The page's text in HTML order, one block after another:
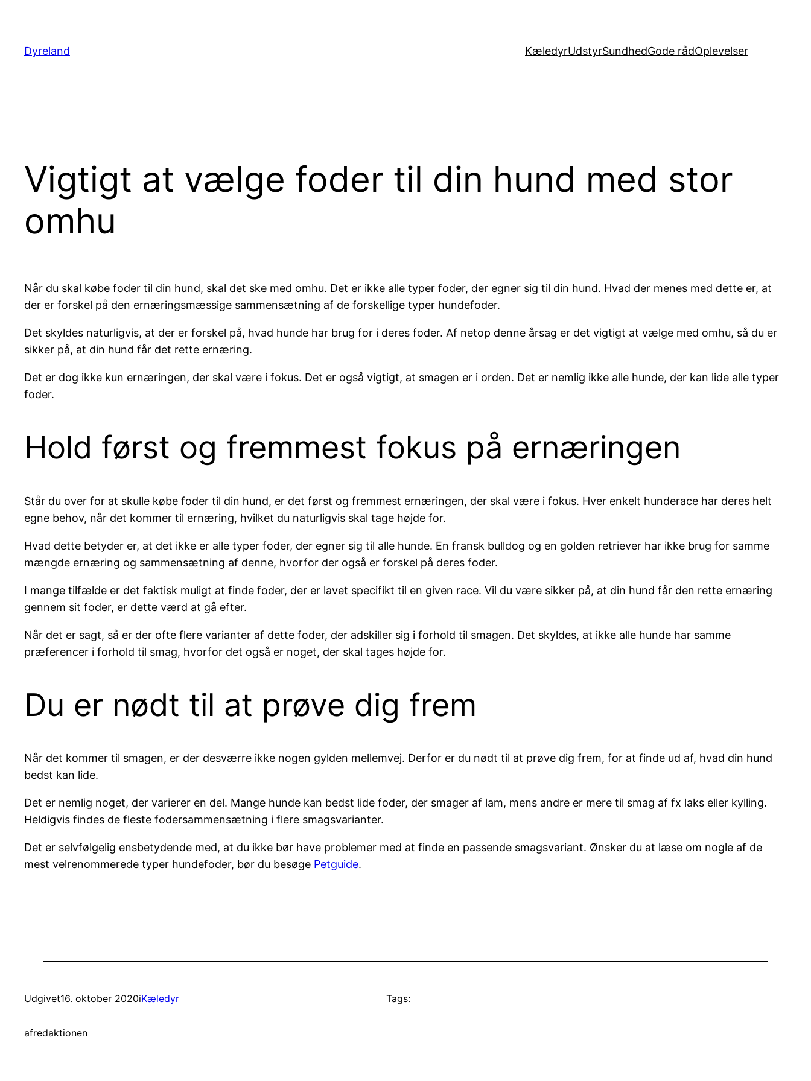
indhold
Dyreland KæledyrUdstyrSundhedGode rådOplevelser
Vigtigt at vælge foder til din hund med stor
omhu
Når du skal købe foder til din hund, skal det ske med omhu. Det er ikke alle typer foder, der egner sig til din hund. Hvad der menes med dette er, at
der er forskel på den ernæringsmæssige sammensætning af de forskellige typer hundefoder.
Det skyldes naturligvis, at der er forskel på, hvad hunde har brug for i deres foder. Af netop denne årsag er det vigtigt at vælge med omhu, så du er
sikker på, at din hund får det rette ernæring.
Det er dog ikke kun ernæringen, der skal være i fokus. Det er også vigtigt, at smagen er i orden. Det er nemlig ikke alle hunde, der kan lide alle typer
foder.
Hold først og fremmest fokus på ernæringen
Står du over for at skulle købe foder til din hund, er det først og fremmest ernæringen, der skal være i fokus. Hver enkelt hunderace har deres helt
egne behov, når det kommer til ernæring, hvilket du naturligvis skal tage højde for.
Hvad dette betyder er, at det ikke er alle typer foder, der egner sig til alle hunde. En fransk bulldog og en golden retriever har ikke brug for samme
mængde ernæring og sammensætning af denne, hvorfor der også er forskel på deres foder.
I mange tilfælde er det faktisk muligt at finde foder, der er lavet specifikt til en given race. Vil du være sikker på, at din hund får den rette ernæring
gennem sit foder, er dette værd at gå efter.
Når det er sagt, så er der ofte flere varianter af dette foder, der adskiller sig i forhold til smagen. Det skyldes, at ikke alle hunde har samme
præferencer i forhold til smag, hvorfor det også er noget, der skal tages højde for.
Du er nødt til at prøve dig frem
Når det kommer til smagen, er der desværre ikke nogen gylden mellemvej. Derfor er du nødt til at prøve dig frem, for at finde ud af, hvad din hund
bedst kan lide.
Det er nemlig noget, der varierer en del. Mange hunde kan bedst lide foder, der smager af lam, mens andre er mere til smag af fx laks eller kylling.
Heldigvis findes de fleste fodersammensætning i flere smagsvarianter.
Det er selvfølgelig ensbetydende med, at du ikke bør have problemer med at finde en passende smagsvariant. Ønsker du at læse om nogle af de
mest velrenommerede typer hundefoder, bør du besøge Petguide.
Udgivet16. oktober 2020iKæledyr
afredaktionen
Tags: